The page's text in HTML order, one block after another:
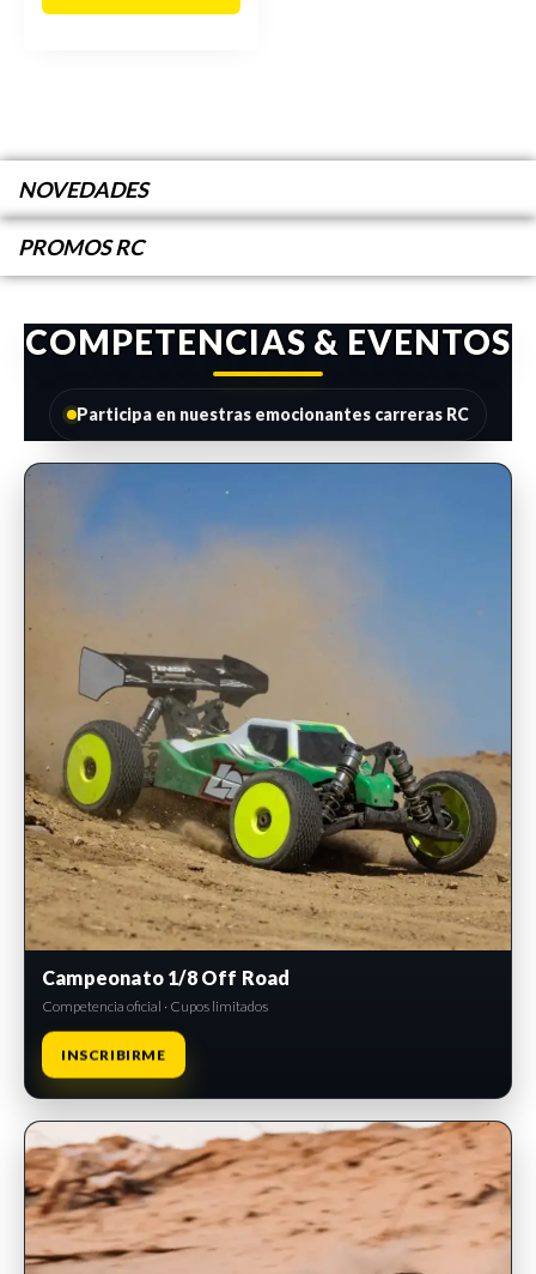
NOVEDADES
PROMOS RC
COMPETENCIAS & EVENTOS
Participa en nuestras emocionantes carreras RC
INSCRIPCIONES ABIERTAS
Campeonato 1/8 Off Road
Competencia oficial · Cupos limitados
INSCRIBIRME
INSCRIPCIONES ABIERTAS